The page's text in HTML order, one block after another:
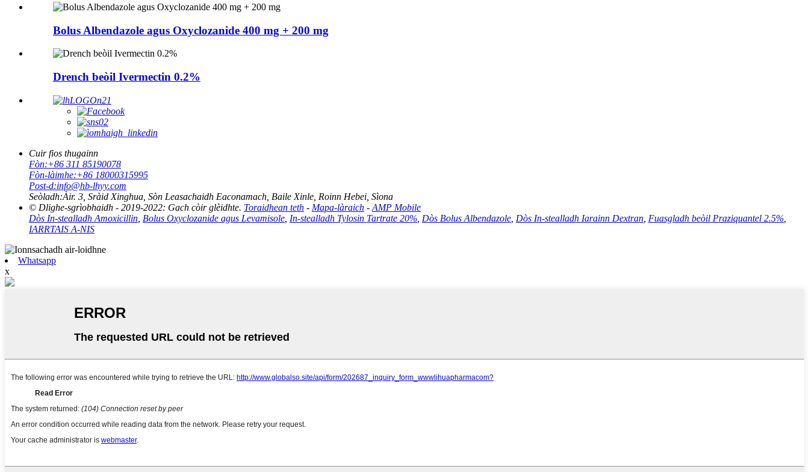
Bolus Albendazole agus Oxyclozanide 400 mg + 200 mg
Drench beòil Ivermectin 0.2%
Cuir fios thugainn
Fòn:+86 311 85190078
Fòn-làimhe:+86 18000315995
Post-d:info@hb-lhyy.com
Seòladh:Àir. 3, Sràid Xinghua, Sòn Leasachaidh Eaconamach, Baile Xinle, Roinn Hebei, Sìona
© Dlighe-sgrìobhaidh - 2019-2022: Gach còir glèidhte. Toraidhean teth - Mapa-làraich - AMP Mobile
Dòs In-stealladh Amoxicillin Bolus Oxyclozanide agus Levamisole In-stealladh Tylosin Tartrate 20% Dòs Bolus Albendazole Dòs In-stealladh Iarainn Dextran Fuasgladh beòil Praziquantel 2.5%
IARRTAIS A-NIS
Whatsapp
x